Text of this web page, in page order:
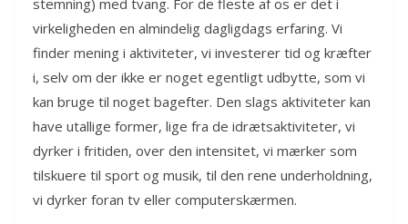
virkeligheden en almindelig dagligdags erfaring. Vi
finder mening i aktiviteter, vi investerer tid og kræfter
i, selv om der ikke er noget egentligt udbytte, som vi
kan bruge til noget bagefter. Den slags aktiviteter kan
have utallige former, lige fra de idrætsaktiviteter, vi
dyrker i fritiden, over den intensitet, vi mærker som
tilskuere til sport og musik, til den rene underholdning,
vi dyrker foran tv eller computerskærmen.